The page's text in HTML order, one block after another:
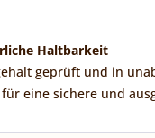
Haltbarkeit
geprüft und in
eine sichere und